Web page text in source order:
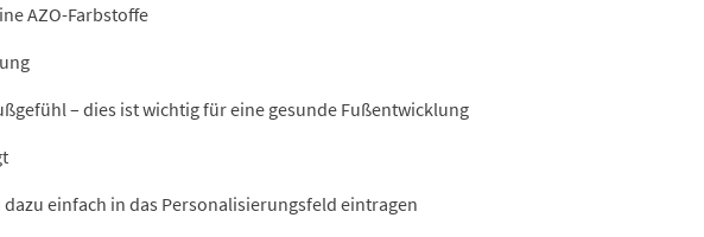
AZO-Farbstoffe
– dies ist wichtig für eine gesunde Fußentwicklung
einfach in das Personalisierungsfeld eintragen